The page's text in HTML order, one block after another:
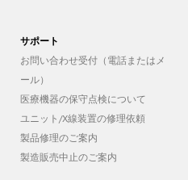
サポート
お問い合わせ受付（電話またはメ
ール）
医療機器の保守点検について
ユニット/X線装置の修理依頼
製品修理のご案内
製造販売中止のご案内